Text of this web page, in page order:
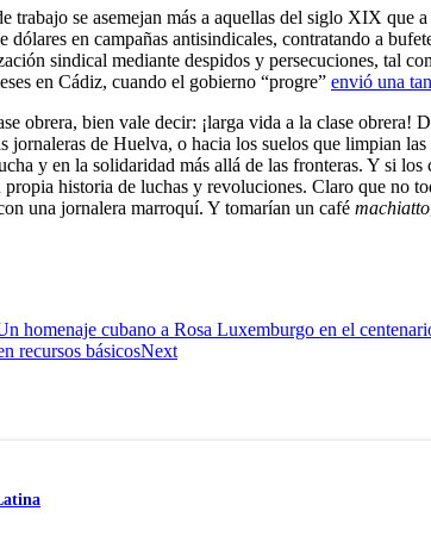
se asemejan más a aquellas del siglo XIX que
en campañas antisindicales, contratando a
sindical mediante despidos y persecuciones, tal
en Cádiz, cuando el gobierno “progre” envió una
obrera, bien vale decir: ¡larga vida a la clase
de Huelva, o hacia los suelos que limpian
y en la solidaridad más allá de las fronteras. Y si
historia de luchas y revoluciones. Claro que no
una jornalera marroquí. Y tomarían un café machiatto
homenaje cubano a Rosa Luxemburgo en el
recursos básicosNext